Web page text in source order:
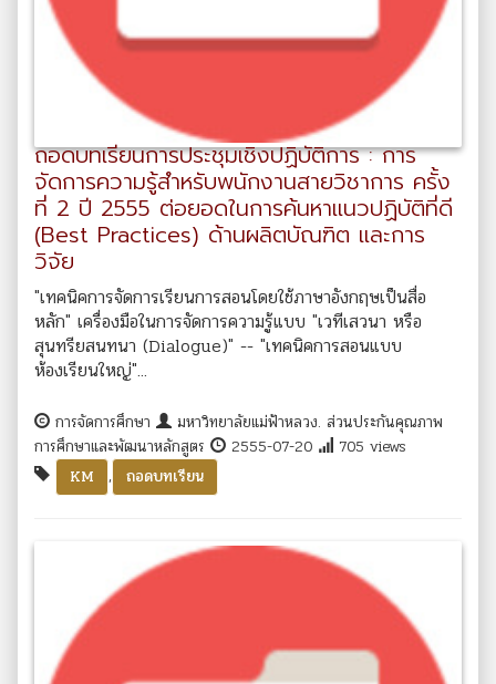
ถอดบทเรียนการประชุมเชิงปฏิบัติการ : การ
จัดการความรู้สำหรับพนักงานสายวิชาการ ครั้ง
ที่ 2 ปี 2555 ต่อยอดในการค้นหาแนวปฏิบัติที่ดี
(Best Practices) ด้านผลิตบัณฑิต และการ
วิจัย
"เทคนิคการจัดการเรียนการสอนโดยใช้ภาษาอังกฤษเป็นสื่อ
หลัก" เครื่องมือในการจัดการความรู้แบบ "เวทีเสวนา หรือ
สุนทรียสนทนา (Dialogue)" -- "เทคนิคการสอนแบบ
ห้องเรียนใหญ่"...
การจัดการศึกษา
มหาวิทยาลัยแม่ฟ้าหลวง. ส่วนประกันคุณภาพ
การศึกษาและพัฒนาหลักสูตร
2555-07-20
705 views
KM
, ถอดบทเรียน